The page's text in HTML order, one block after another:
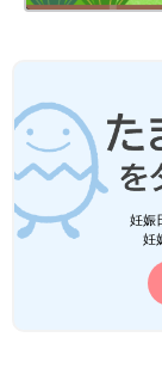
妊娠
妊